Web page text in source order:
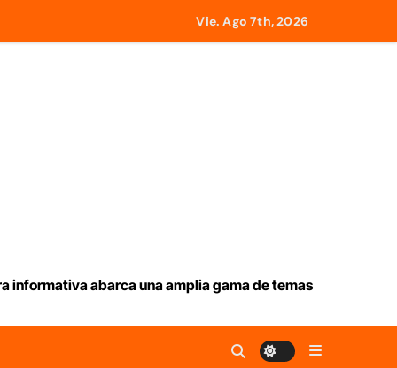
Vie. Ago 7th, 2026
informativa abarca una amplia gama de temas